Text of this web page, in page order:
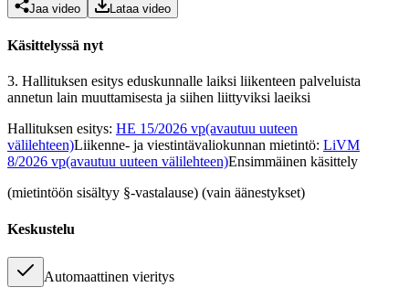
Jaa video Lataa video
Käsittelyssä nyt
3. Hallituksen esitys eduskunnalle laiksi liikenteen palveluista
annetun lain muuttamisesta ja siihen liittyviksi laeiksi
Hallituksen esitys: HE 15/2026 vp(avautuu uuteen
välilehteen)Liikenne- ja viestintävaliokunnan mietintö: LiVM
8/2026 vp(avautuu uuteen välilehteen)Ensimmäinen käsittely
(mietintöön sisältyy §-vastalause) (vain äänestykset)
Keskustelu
Automaattinen vieritys